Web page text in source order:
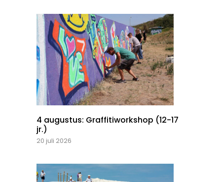
4 augustus: Graffitiworkshop (12-17
jr.)
20 juli 2026